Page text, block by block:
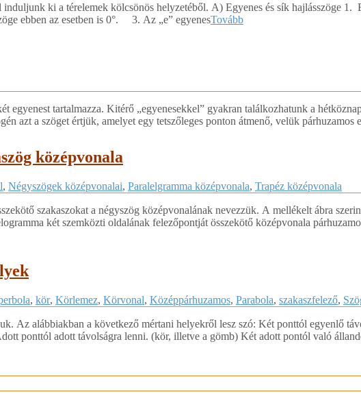
induljunk ki a térelemek kölcsönös helyzetéből. A) Egyenes és sík hajlásszöge
ebben az esetben is 0°. 3. Az „e” egyenesTovább
egyenest tartalmazza. Kitérő „egyenesekkel” gyakran találkozhatunk a
azt a szöget értjük, amelyet egy tetszőleges ponton átmenő, velük
középvonala
, Négyszögek középvonalai, Paralelgramma középvonala, Trapéz középvonala
szakaszokat a négyszög középvonalának nevezzük. A mellékelt ábra
két szemközti oldalának felezőpontját összekötő középvonala
, kör, Körlemez, Körvonal, Középpárhuzamos, Parabola, szakaszfelező,
Az alábbiakban a következő mértani helyekről lesz szó: Két ponttól egyenlő
ponttól adott távolságra lenni. (kör, illetve a gömb) Két adott pontól való